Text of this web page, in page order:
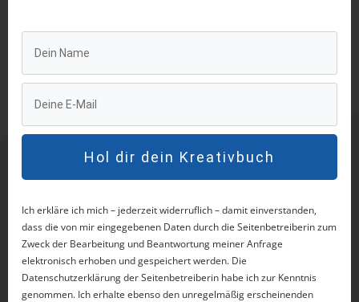
Ein Kurs mit vielen kraftvollen Prozessen.
Was andere über
mich & meine
Hol dir dein Kreativbuch
Ich erkläre ich mich – jederzeit widerruflich – damit einverstanden,
dass die von mir eingegebenen Daten durch die Seitenbetreiberin zum
Zweck der Bearbeitung und Beantwortung meiner Anfrage
elektronisch erhoben und gespeichert werden. Die
Datenschutzerklärung der Seitenbetreiberin habe ich zur Kenntnis
genommen. Ich erhalte ebenso den unregelmäßig erscheinenden